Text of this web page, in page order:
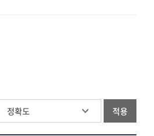
적용